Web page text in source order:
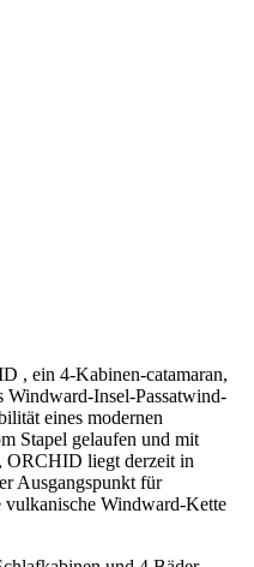
, ein 4-Kabinen-catamaran,
Windward-Insel-Passatwind-
eines modernen
Stapel gelaufen und mit
ORCHID liegt derzeit in
Ausgangspunkt für
vulkanische Windward-Kette